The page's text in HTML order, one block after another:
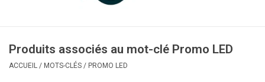
Appelez-nous au +32 3 353 67
Produits associés au mot-clé Promo LED
ACCUEIL / MOTS-CLÉS / PROMO LED